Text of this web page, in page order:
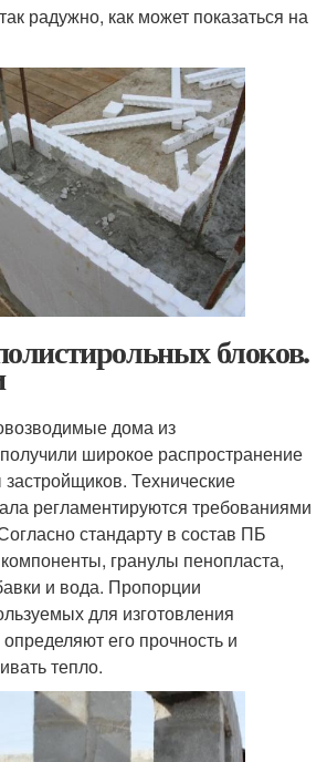
радужно, как может показаться на
блоков.
дома из
широкое распространение
Технические
регламентируются требованиями
стандарту в состав ПБ
гранулы пенопласта,
и вода. Пропорции
для изготовления
его прочность и
тепло.